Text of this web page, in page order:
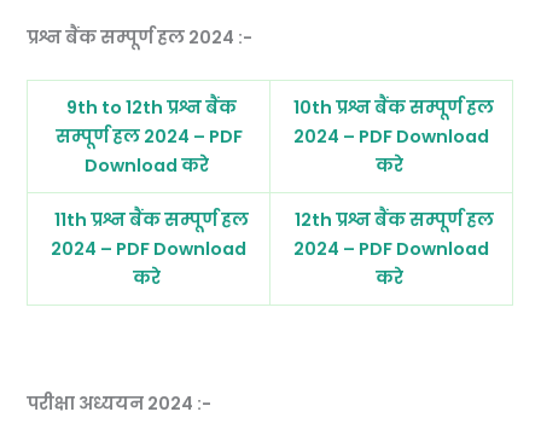
प्रश्न बैंक सम्पूर्ण हल 2024 :-
9th to 12th प्रश्न बैंक
सम्पूर्ण हल 2024 – PDF
Download करे
10th प्रश्न बैंक सम्पूर्ण हल
2024 – PDF Download
करे
11th प्रश्न बैंक सम्पूर्ण हल
2024 – PDF Download
करे
12th प्रश्न बैंक सम्पूर्ण हल
2024 – PDF Download
करे
परीक्षा अध्ययन 2024 :-